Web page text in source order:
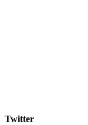
Twitter